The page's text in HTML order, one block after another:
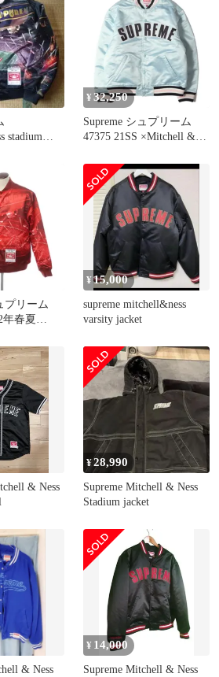
stadium
¥ 32,250
Supreme シュプリーム
47375 21SS ×Mitchell &
ャケット / スタジャン
(Satin Varsity Jacket) ライ
トブルーM
プリーム
年春夏
ポリエ
ルゾン バ
ット レッ
】【メン
¥15,000
supreme mitchell&ness
varsity jacket
& Ness
¥28,990
Supreme Mitchell & Ness
Stadium jacket
& Ness
¥ 14,000
Supreme Mitchell & Ness